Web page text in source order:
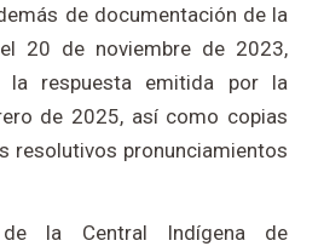
de documentación de la
20 de noviembre de 2023,
la respuesta emitida por la
de 2025, así como copias
resolutivos pronunciamientos
de la Central Indígena de